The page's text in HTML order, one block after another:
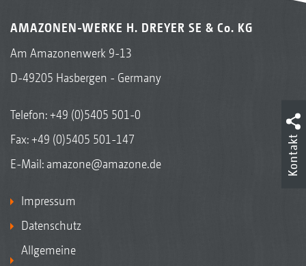
AMAZONEN-WERKE H. DREYER SE & Co. KG
Am Amazonenwerk 9-13
D-49205 Hasbergen - Germany
Telefon:+49 (0)5405 501-0
Fax: +49 (0)5405 501-147
E-Mail: amazone@amazone.de
Impressum
Datenschutz
Allgemeine
Kontakt